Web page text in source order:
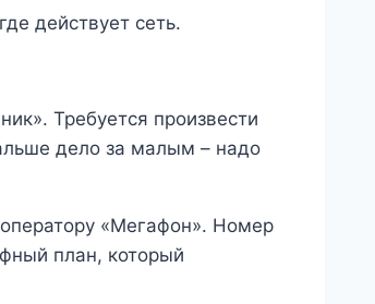
действует сеть.
Требуется произвести
дело за малым – надо
«Мегафон». Номер
план, который